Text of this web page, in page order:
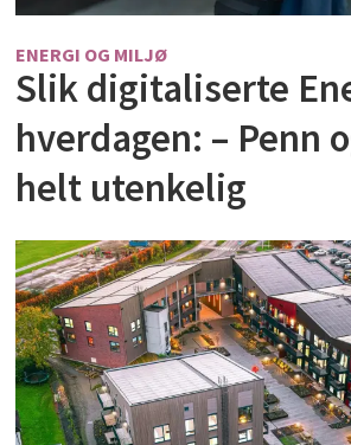
ENERGI OG MILJØ
Slik digitaliserte
hverdagen: – Penn
helt utenkelig